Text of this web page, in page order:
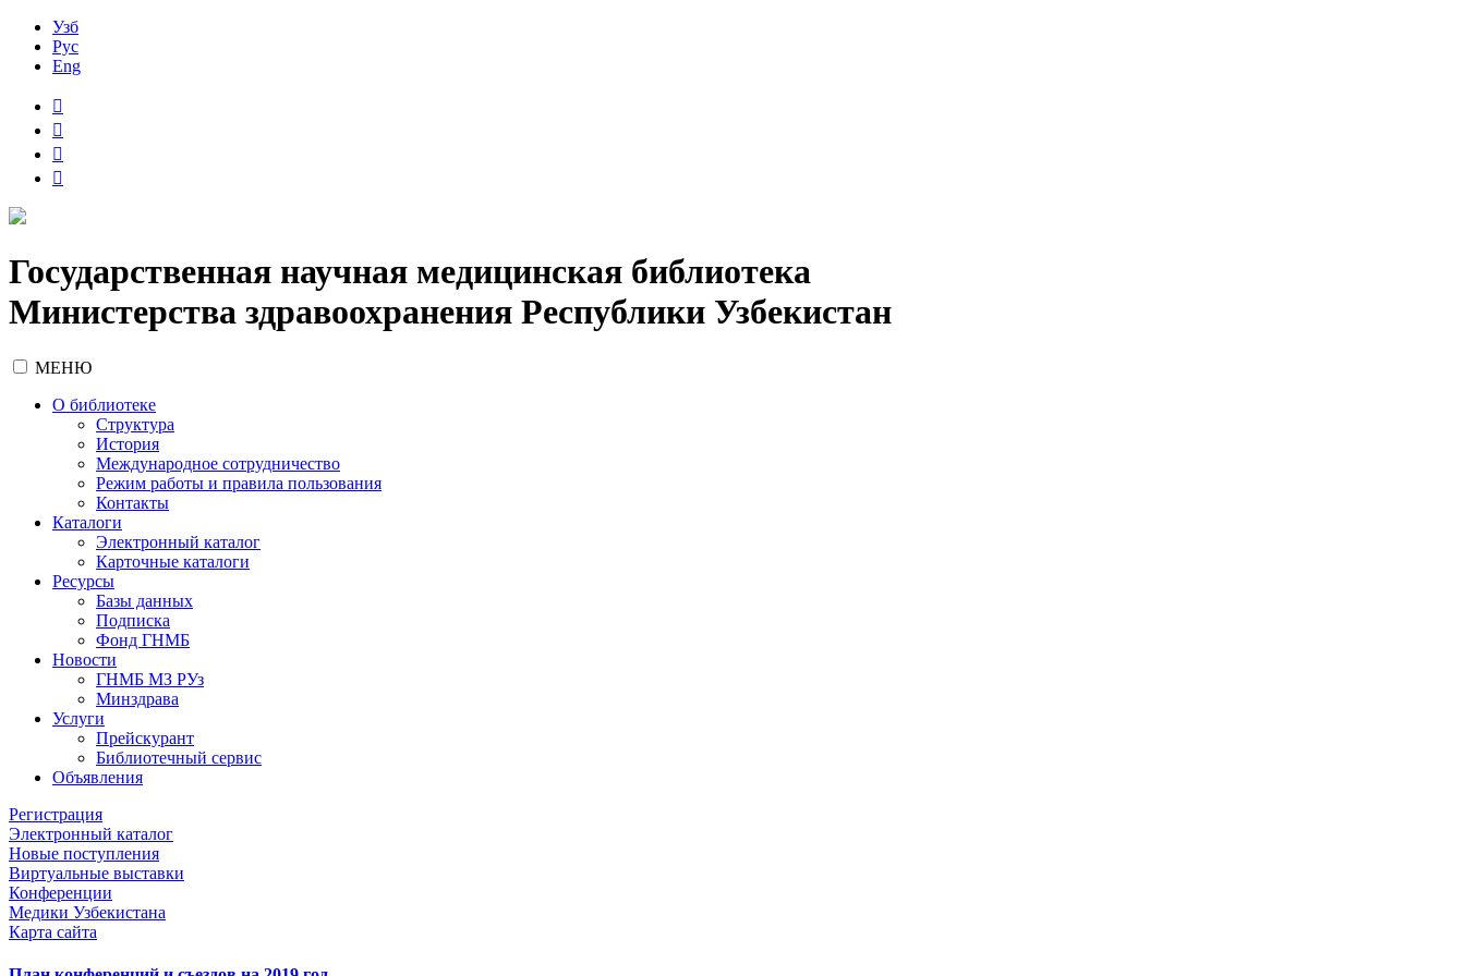
Узб
Рус
Eng
Государственная научная медицинская библиотека
Министерства здравоохранения Республики Узбекистан
МЕНЮ
О библиотеке
Структура
История
Международное сотрудничество
Режим работы и правила пользования
Контакты
Каталоги
Электронный каталог
Карточные каталоги
Ресурсы
Базы данных
Подписка
Фонд ГНМБ
Новости
ГНМБ МЗ РУз
Минздрава
Услуги
Прейскурант
Библиотечный сервис
Объявления
Регистрация
Электронный каталог
Новые поступления
Виртуальные выставки
Конференции
Медики Узбекистана
Карта сайта